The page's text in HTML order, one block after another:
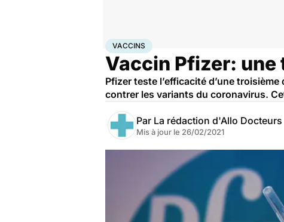
AccueilSanté Médicaments
VACCINS
Vaccin Pfizer: une
Pfizer teste l’efficacité d’une
contrer les variants du coronavirus.
Par La rédaction d'Allo Docteurs
Mis à jour le 26/02/2021